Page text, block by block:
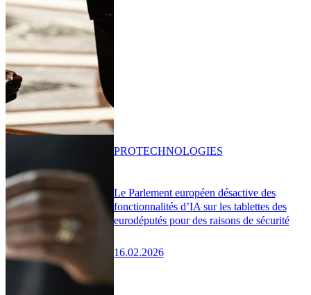
Le Parlement européen désactive des
fonctionnalités d’IA sur les tablettes des
eurodéputés pour des raisons de sécurité
16.02.2026
PROTECHNOLOGIES